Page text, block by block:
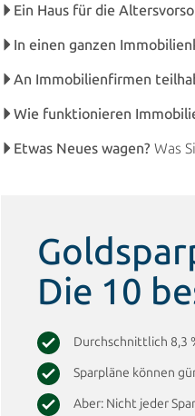
Ein Haus für die
In einen ganzen
An Immobilienfirmen
Wie funktionieren
Etwas Neues wagen? Was
Die 10
Durchschnittlich 8,3
Sparpläne können
Aber: Nicht jeder